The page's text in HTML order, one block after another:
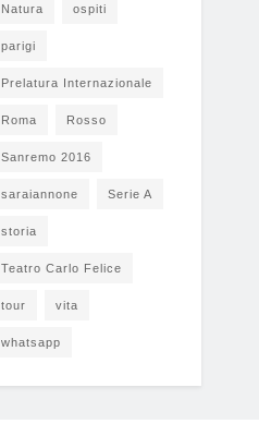
Natura ospiti
parigi
Prelatura Internazionale
Roma Rosso
Sanremo 2016
saraiannone Serie A
storia
Teatro Carlo Felice
tour vita
whatsapp